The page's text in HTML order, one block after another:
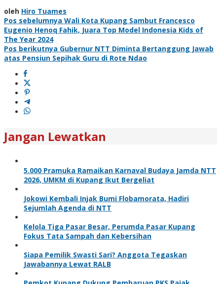
oleh Hiro Tuames
Navigasi
pos
Pos sebelumnya Wali Kota Kupang Sambut Francesco
Eugenio Henoq Fahik, Juara Top Model Indonesia Kids of
The Year 2024
Pos berikutnya Gubernur NTT Diminta Bertanggung Jawab
atas Pensiun Sepihak Guru di Rote Ndao
Jangan Lewatkan
5.000 Pramuka Ramaikan Karnaval Budaya Jamda NTT
2026, UMKM di Kupang Ikut Bergeliat
Jokowi Kembali Injak Bumi Flobamorata, Hadiri
Sejumlah Agenda di NTT
Kelola Tiga Pasar Besar, Perumda Pasar Kupang
Fokus Tata Sampah dan Kebersihan
Siapa Pemilik Swasti Sari? Anggota Tegaskan
Jawabannya Lewat RALB